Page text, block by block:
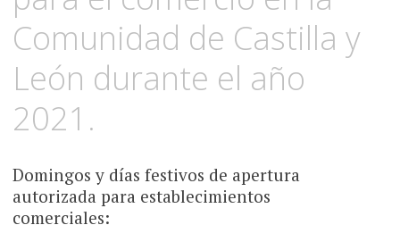
Comunidad de Castilla y
León durante el año
2021.
Domingos y días festivos de apertura
autorizada para establecimientos
comerciales: